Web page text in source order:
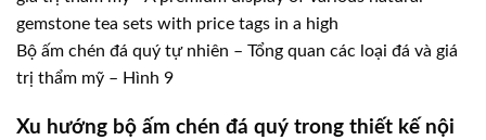
Bộ ấm chén đá quý tự nhiên – Tổng quan các loại đá và giá
trị thẩm mỹ – Hình 9
Xu hướng bộ ấm chén đá quý trong thiết kế nội